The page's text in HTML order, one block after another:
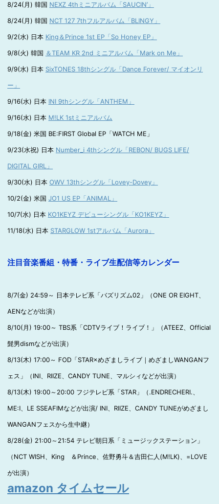
8/24(月) 韓国 NEXZ 4thミニアルバム「SAUCIN’」
8/24(月) 韓国 NCT 127 7thフルアルバム「BLINGY」
9/2(水) 日本 King＆Prince 1st EP「So Honey EP」
9/8(火) 韓国 ＆TEAM KR 2nd ミニアルバム「Mark on Me」
9/9(水) 日本 SixTONES 18thシングル「Dance Forever/ マイオンリ
ー」
9/16(水) 日本 INI 9thシングル「ANTHEM」
9/16(水) 日本 M!LK 1stミニアルバム
9/18(金) 米国 BE:FIRST Global EP「WATCH ME」
9/23(水祝) 日本 Number_i 4thシングル「REBON/ BUGS LIFE/
DIGITAL GIRL」
9/30(水) 日本 OWV 13thシングル「Lovey-Dovey」
10/2(金) 米国 JO1 US EP「ANIMAL」
10/7(水) 日本 KO1KEYZ デビューシングル「KO1KEYZ」
11/18(水) 日本 STARGLOW 1stアルバム「Aurora」
注目音楽番組・特番・ライブ生配信等カレンダー
8/7(金) 24:59～ 日本テレビ系「バズリズム02」（ONE OR EIGHT、
AENなどが出演）
8/10(月) 19:00～ TBS系「CDTVライブ！ライブ！」（ATEEZ、Official
髭男dismなどが出演）
8/13(木) 17:00～ FOD「STAR×めざましライブ｜めざましWANGANフ
ェス」（INI、RIIZE、CANDY TUNE、マルシィなどが出演）
8/13(木) 19:00～20:00 フジテレビ系「STAR」（.ENDRECHERI.、
ME:I、LE SSEAFIMなどが出演/ INI、RIIZE、CANDY TUNEがめざまし
WANGANフェスから生中継）
8/28(金) 21:00～21:54 テレビ朝日系「ミュージックステーション」
（NCT WISH、King ＆Prince、佐野勇斗＆吉田仁人(M!LK)、=LOVE
が出演）
amazon タイムセール